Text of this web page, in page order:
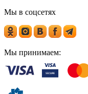
Мы в соцсетях
Мы принимаем: